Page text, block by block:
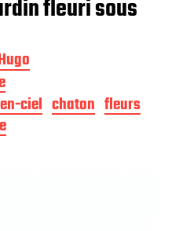
fleuri sous
ciel chaton fleurs